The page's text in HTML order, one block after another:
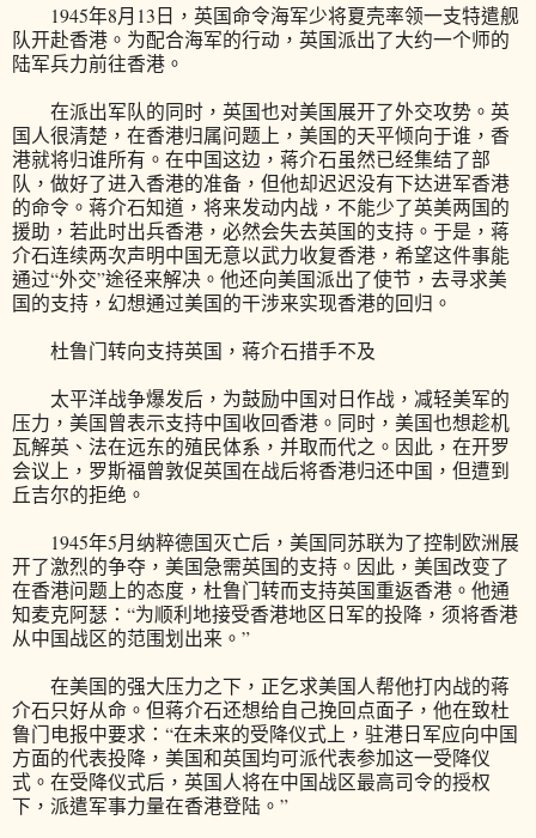
1945年8月13日，英国命令海军少将夏壳率领一支特遣舰
队开赴香港。为配合海军的行动，英国派出了大约一个师的
陆军兵力前往香港。
在派出军队的同时，英国也对美国展开了外交攻势。英
国人很清楚，在香港归属问题上，美国的天平倾向于谁，香
港就将归谁所有。在中国这边，蒋介石虽然已经集结了部
队，做好了进入香港的准备，但他却迟迟没有下达进军香港
的命令。蒋介石知道，将来发动内战，不能少了英美两国的
援助，若此时出兵香港，必然会失去英国的支持。于是，蒋
介石连续两次声明中国无意以武力收复香港，希望这件事能
通过“外交”途径来解决。他还向美国派出了使节，去寻求美
国的支持，幻想通过美国的干涉来实现香港的回归。
杜鲁门转向支持英国，蒋介石措手不及
太平洋战争爆发后，为鼓励中国对日作战，减轻美军的
压力，美国曾表示支持中国收回香港。同时，美国也想趁机
瓦解英、法在远东的殖民体系，并取而代之。因此，在开罗
会议上，罗斯福曾敦促英国在战后将香港归还中国，但遭到
丘吉尔的拒绝。
1945年5月纳粹德国灭亡后，美国同苏联为了控制欧洲展
开了激烈的争夺，美国急需英国的支持。因此，美国改变了
在香港问题上的态度，杜鲁门转而支持英国重返香港。他通
知麦克阿瑟：“为顺利地接受香港地区日军的投降，须将香港
从中国战区的范围划出来。”
在美国的强大压力之下，正乞求美国人帮他打内战的蒋
介石只好从命。但蒋介石还想给自己挽回点面子，他在致杜
鲁门电报中要求：“在未来的受降仪式上，驻港日军应向中国
方面的代表投降，美国和英国均可派代表参加这一受降仪
式。在受降仪式后，英国人将在中国战区最高司令的授权
下，派遣军事力量在香港登陆。”